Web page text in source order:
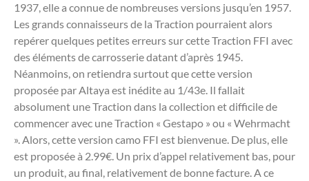
1937, elle a connue de nombreuses versions jusqu’en 1957.
Les grands connaisseurs de la Traction pourraient alors
repérer quelques petites erreurs sur cette Traction FFI avec
des éléments de carrosserie datant d’après 1945.
Néanmoins, on retiendra surtout que cette version
proposée par Altaya est inédite au 1/43e. Il fallait
absolument une Traction dans la collection et difficile de
commencer avec une Traction « Gestapo » ou « Wehrmacht
». Alors, cette version camo FFI est bienvenue. De plus, elle
est proposée à 2.99€. Un prix d’appel relativement bas, pour
un produit, au final, relativement de bonne facture. A ce